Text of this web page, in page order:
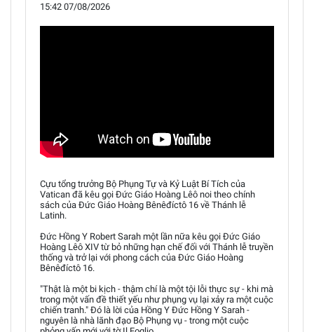
15:42 07/08/2026
Cựu tổng trưởng Bộ Phụng Tự và Kỷ Luật Bí Tích của
Vatican đã kêu gọi Đức Giáo Hoàng Lêô noi theo chính
sách của Đức Giáo Hoàng Bênêđíctô 16 về Thánh lễ
Latinh.
Đức Hồng Y Robert Sarah một lần nữa kêu gọi Đức Giáo
Hoàng Lêô XIV từ bỏ những hạn chế đối với Thánh lễ truyền
thống và trở lại với phong cách của Đức Giáo Hoàng
Bênêđíctô 16.
"Thật là một bi kịch - thậm chí là một tội lỗi thực sự - khi mà
trong một vấn đề thiết yếu như phụng vụ lại xảy ra một cuộc
chiến tranh." Đó là lời của Hồng Y Đức Hồng Y Sarah -
nguyên là nhà lãnh đạo Bộ Phụng vụ - trong một cuộc